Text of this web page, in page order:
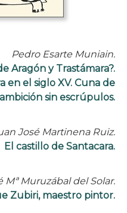
Pedro Esarte Muniain.
Aragón y Trastámara?.
en el siglo XV. Cuna de
sin escrúpulos.
José Martinena Ruiz.
El castillo de Santacara.
Mª Muruzábal del Solar.
Zubiri, maestro pintor.